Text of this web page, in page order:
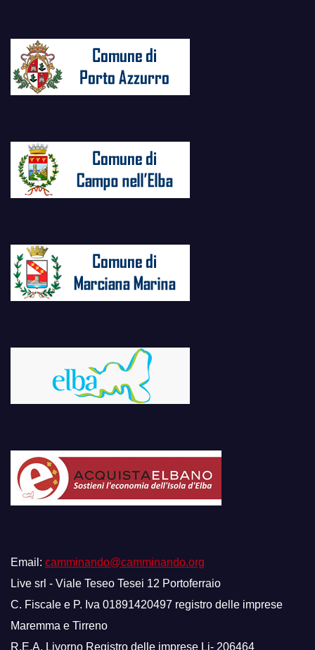
Email: camminando@camminando.org
Live srl - Viale Teseo Tesei 12 Portoferraio
C. Fiscale e P. Iva 01891420497 registro delle imprese
Maremma e Tirreno
R.E.A. Livorno Registro delle imprese Li- 206464